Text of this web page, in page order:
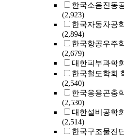
한국소음진동
(2,923)
한국자동차공
(2,894)
한국항공우주
(2,679)
대한피부과학
한국철도학회
(2,540)
한국응용곤충
(2,530)
대한설비공학
(2,514)
한국구조물진